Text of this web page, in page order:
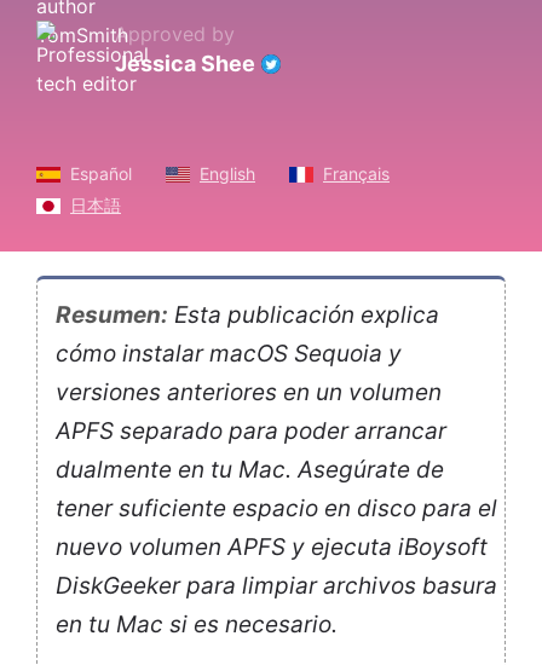
Approved by
Jessica Shee
Español English
Français
日本語
Resumen: Esta publicación explica
cómo instalar macOS Sequoia y
versiones anteriores en un volumen
APFS separado para poder arrancar
dualmente en tu Mac. Asegúrate de
tener suficiente espacio en disco para el
nuevo volumen APFS y ejecuta iBoysoft
DiskGeeker para limpiar archivos basura
en tu Mac si es necesario.